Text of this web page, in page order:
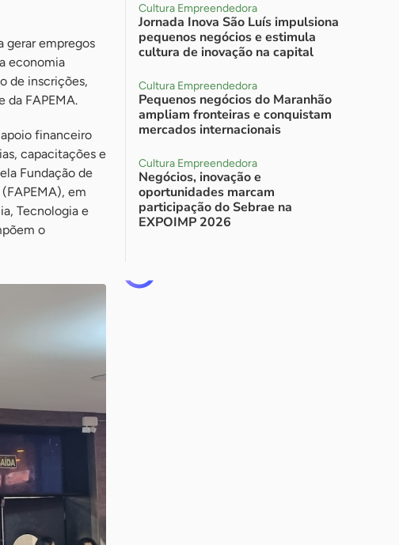
gerar empregos
economia
de inscrições,
da FAPEMA.
financeiro
capacitações e
Fundação de
em
Tecnologia e
o
Cultura Empreendedora
Jornada Inova São Luís impulsiona
pequenos negócios e estimula
cultura de inovação na capital
Cultura Empreendedora
Pequenos negócios do Maranhão
ampliam fronteiras e conquistam
mercados internacionais
Cultura Empreendedora
Negócios, inovação e
oportunidades marcam
participação do Sebrae na
EXPOIMP 2026